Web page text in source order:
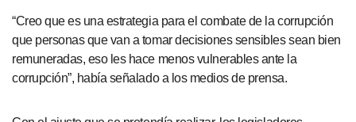
“Creo que es una estrategia para el combate de la corrupción
que personas que van a tomar decisiones sensibles sean bien
remuneradas, eso les hace menos vulnerables ante la
corrupción”, había señalado a los medios de prensa.